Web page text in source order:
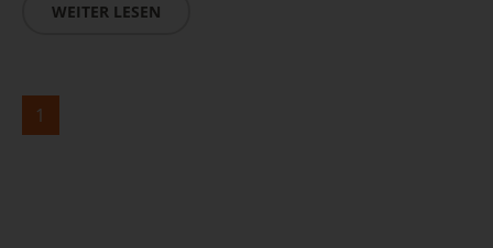
WEITER LESEN
1